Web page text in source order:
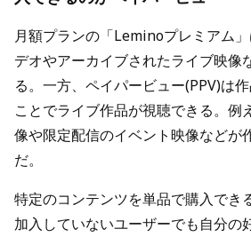
月額プランの「Leminoプレミアム
デオやアーカイブされたライブ映像
る。一方、ペイパービュー(PPV)は
ことでライブ作品が視聴できる。例
像や限定配信のイベント映像などが
だ。
特定のコンテンツを単品で購入でき
加入していないユーザーでも自分の